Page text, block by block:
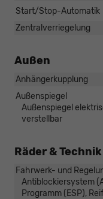
Start/Stop-Automatik
Zentralverriegelung
Außen
Anhängerkupplung
Außenspiegel
Außenspiegel
verstellbar
Räder & Technik
Fahrwerk- und
Antiblockiersystem
Programm (ESP),